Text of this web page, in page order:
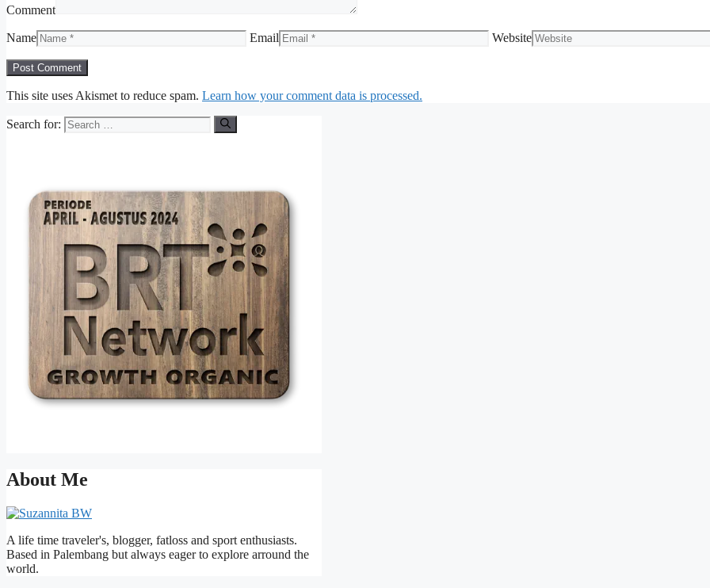
Comment
Name Email Website
This site uses Akismet to reduce spam. Learn how your comment data is processed.
Search for:
About Me
A life time traveler's, blogger, fatloss and sport enthusiasts.
Based in Palembang but always eager to explore arround the
world.